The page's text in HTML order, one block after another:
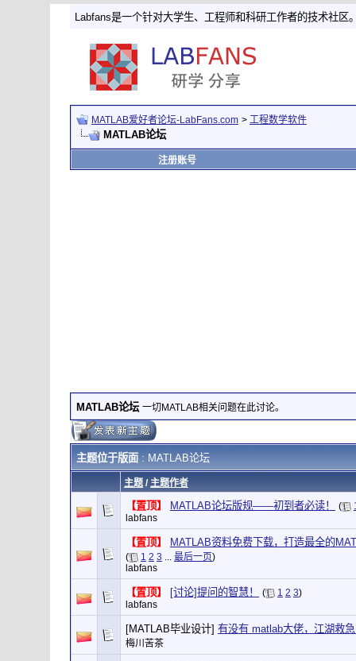
Labfans是一个针对大学生、工程师和科研工作者的技术社区
MATLAB爱好者论坛-LabFans.com > 工程数学软件
MATLAB论坛
注册账号
MATLAB论坛 一切MATLAB相关问题在此讨论。
主题位于版面: MATLAB论坛
主题/ 主题作者
【置顶】 MATLAB论坛版规——初到者必读！ (
labfans
【置顶】 MATLAB资料免费下载，打造最全的
( 1 2 3 ... 最后一页)
labfans
【置顶】 [讨论]提问的智慧！ ( 1 2 3)
labfans
[MATLAB毕业设计] 有没有 matlab大佬，江湖救
梅川苦茶